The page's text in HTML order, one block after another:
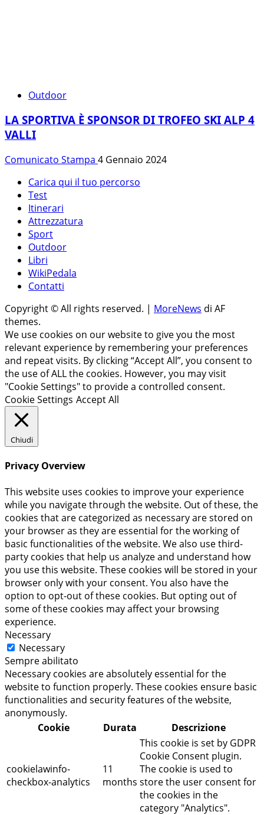
Outdoor
LA SPORTIVA È SPONSOR DI TROFEO SKI ALP 4
VALLI
Comunicato Stampa 4 Gennaio 2024
Carica qui il tuo percorso
Test
Itinerari
Attrezzatura
Sport
Outdoor
Libri
WikiPedala
Contatti
Copyright © All rights reserved. | MoreNews di AF
themes.
We use cookies on our website to give you the most
relevant experience by remembering your preferences
and repeat visits. By clicking “Accept All”, you consent to
the use of ALL the cookies. However, you may visit
"Cookie Settings" to provide a controlled consent.
Cookie Settings Accept All
Chiudi
Privacy Overview
This website uses cookies to improve your experience
while you navigate through the website. Out of these, the
cookies that are categorized as necessary are stored on
your browser as they are essential for the working of
basic functionalities of the website. We also use third-
party cookies that help us analyze and understand how
you use this website. These cookies will be stored in your
browser only with your consent. You also have the
option to opt-out of these cookies. But opting out of
some of these cookies may affect your browsing
experience.
Necessary
Necessary
Sempre abilitato
Necessary cookies are absolutely essential for the
website to function properly. These cookies ensure basic
functionalities and security features of the website,
anonymously.
Cookie
Durata Descrizione
cookielawinfo-
checkbox-analytics
11
months
This cookie is set by GDPR
Cookie Consent plugin.
The cookie is used to
store the user consent for
the cookies in the
category "Analytics".